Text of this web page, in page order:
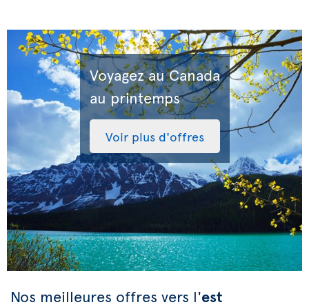
Voyagez au Canada
au printemps
Voir plus d'offres
Nos meilleures offres vers l'est